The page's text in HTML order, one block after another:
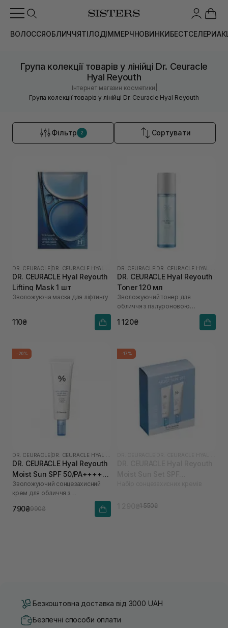
ВОЛОССЯОБЛИЧЧЯТІЛОДІММЕРЧНОВИНКИБЕСТСЕЛЕРИ
Група колекції товарів у лінійці Dr. Ceuracle
Hyal Reyouth
Інтернет магазин косметики
Група колекції товарів у лінійці Dr. Ceuracle Hyal Reyouth
Фільтр 2 Сортувати
DR. CEURACLE
DR. CEURACLE Hyal Reyouth
Lifting Mask 1 шт
Зволожуюча маска для ліфтингу
110₴
DR. CEURACLE
DR. CEURACLE Hyal Reyouth
Toner 120 мл
Зволожуючий тонер для
обличчя з гіалуроновою
1 120₴
-20%
DR. CEURACLE
DR. CEURACLE Hyal Reyouth
Moist Sun SPF 50/PA++++
50 мл
Зволожуючий сонцезахисний
крем для обличчя з
790₴990₴
-17%
1 290₴1 550₴
Безкоштовна доставка від 3000 UAH
Безпечні способи оплати